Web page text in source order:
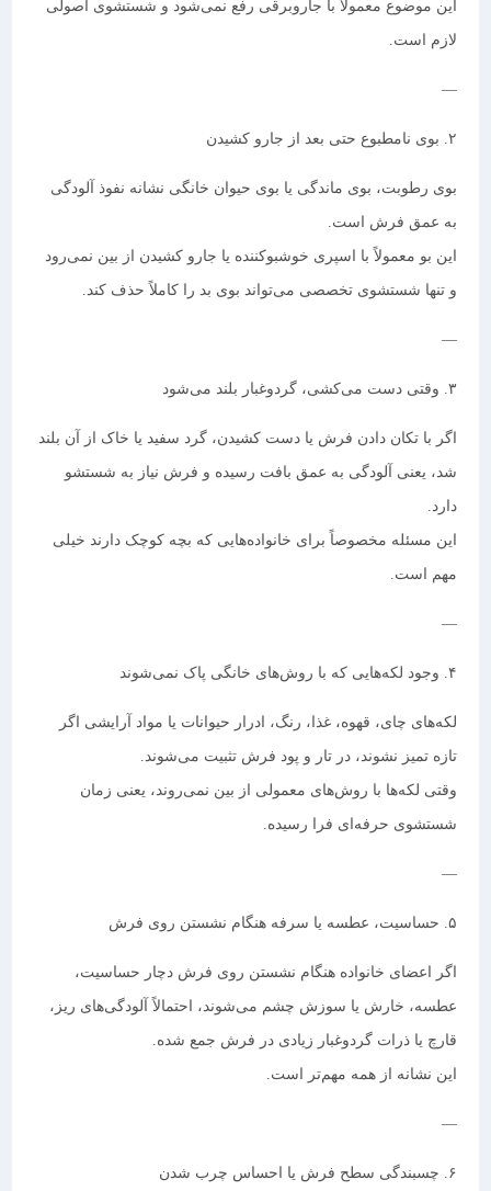
این موضوع معمولاً با جاروبرقی رفع نمی‌شود و شستشوی اصولی
لازم است.
—
۲. بوی نامطبوع حتی بعد از جارو کشیدن
بوی رطوبت، بوی ماندگی یا بوی حیوان خانگی نشانه نفوذ آلودگی
به عمق فرش است.
این بو معمولاً با اسپری خوشبوکننده یا جارو کشیدن از بین نمی‌رود
و تنها شستشوی تخصصی می‌تواند بوی بد را کاملاً حذف کند.
—
۳. وقتی دست می‌کشی، گردوغبار بلند می‌شود
اگر با تکان دادن فرش یا دست کشیدن، گرد سفید یا خاک از آن بلند
شد، یعنی آلودگی به عمق بافت رسیده و فرش نیاز به شستشو
دارد.
این مسئله مخصوصاً برای خانواده‌هایی که بچه کوچک دارند خیلی
مهم است.
—
۴. وجود لکه‌هایی که با روش‌های خانگی پاک نمی‌شوند
لکه‌های چای، قهوه، غذا، رنگ، ادرار حیوانات یا مواد آرایشی اگر
تازه تمیز نشوند، در تار و پود فرش تثبیت می‌شوند.
وقتی لکه‌ها با روش‌های معمولی از بین نمی‌روند، یعنی زمان
شستشوی حرفه‌ای فرا رسیده.
—
۵. حساسیت، عطسه یا سرفه هنگام نشستن روی فرش
اگر اعضای خانواده هنگام نشستن روی فرش دچار حساسیت،
عطسه، خارش یا سوزش چشم می‌شوند، احتمالاً آلودگی‌های ریز،
قارچ یا ذرات گردوغبار زیادی در فرش جمع شده.
این نشانه از همه مهم‌تر است.
—
۶. چسبندگی سطح فرش یا احساس چرب شدن